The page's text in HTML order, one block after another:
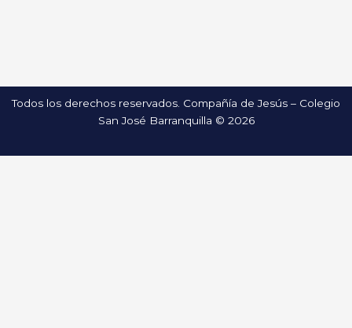
Todos los derechos reservados. Compañía de Jesús – Colegio
San José Barranquilla © 2026